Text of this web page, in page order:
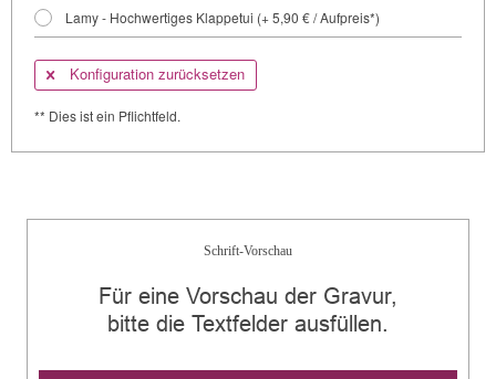
Lamy - Hochwertiges Klappetui (+ 5,90 € / Aufpreis*)
Konfiguration zurücksetzen
** Dies ist ein Pflichtfeld.
Schrift-Vorschau
Für eine Vorschau der Gravur,
bitte die Textfelder ausfüllen.